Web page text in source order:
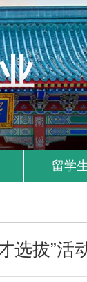
留学
选拔”活